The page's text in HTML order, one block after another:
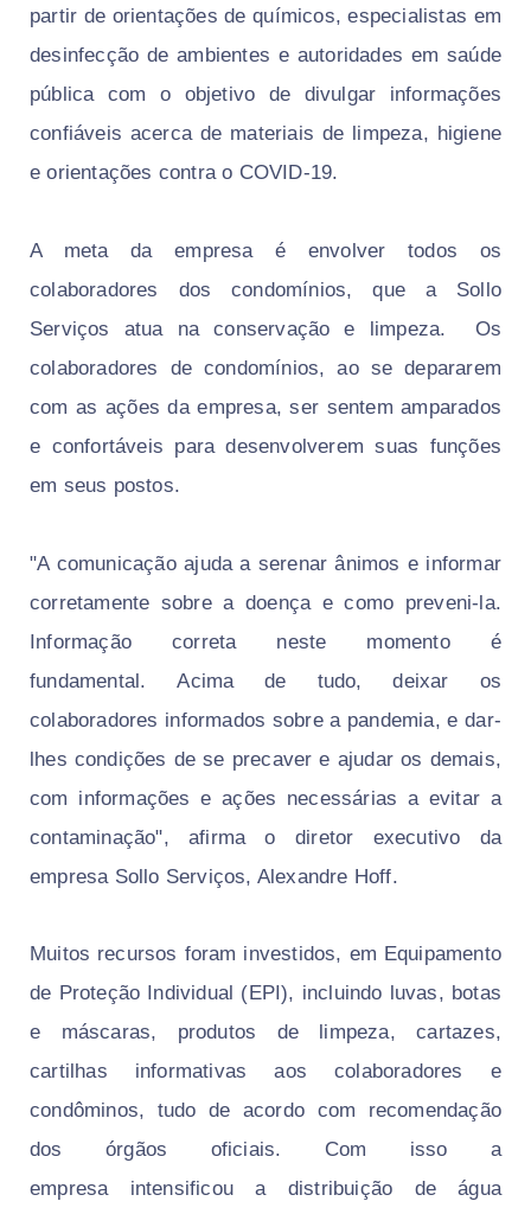
partir de orientações de químicos, especialistas em
desinfecção de ambientes e autoridades em saúde
pública com o objetivo de divulgar informações
confiáveis acerca de materiais de limpeza, higiene
e orientações contra o COVID-19.
A meta da empresa é envolver todos os
colaboradores dos condomínios, que a Sollo
Serviços atua na conservação e limpeza. Os
colaboradores de condomínios, ao se depararem
com as ações da empresa, ser sentem amparados
e confortáveis para desenvolverem suas funções
em seus postos.
"A comunicação ajuda a serenar ânimos e informar
corretamente sobre a doença e como preveni-la.
Informação correta neste momento é
fundamental.Acima de tudo, deixar os
colaboradores informados sobre a pandemia, e dar-
lhes condições de se precaver e ajudar os demais,
com informações e ações necessárias a evitar a
contaminação",afirma o
diretor executivo da
empresa Sollo Serviços, Alexandre Hoff.
Muitos recursos foram investidos, em Equipamento
de Proteção Individual (EPI), incluindo luvas, botas
e máscaras, produtos de limpeza, cartazes,
cartilhas informativas aos colaboradores e
condôminos, tudo de acordo com recomendação
dos órgãos oficiais. Com isso a
empresa intensificou a distribuição de água